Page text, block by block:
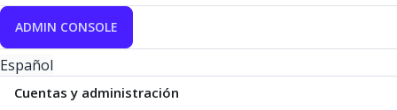
ADMIN CONSOLE
Español
Cuentas y administración